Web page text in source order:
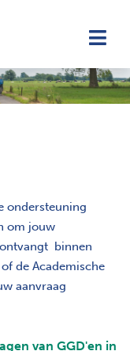
ondersteuning
om jouw
binnen
de Academische
aanvraag
van GGD'en in